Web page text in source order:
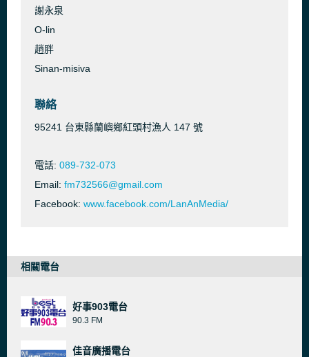
謝永泉
O-lin
趙胖
Sinan-misiva
聯絡
95241 台東縣蘭嶼鄉紅頭村漁人 147 號
電話: 089-732-073
Email: fm732566@gmail.com
Facebook: www.facebook.com/LanAnMedia/
相關電台
好事903電台
90.3 FM
佳音廣播電台